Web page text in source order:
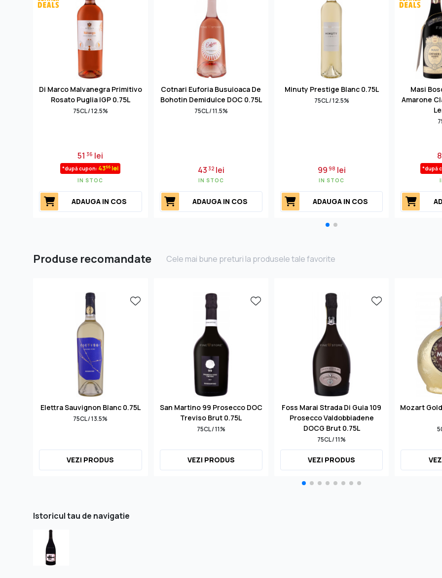
Di Marco Malvanegra Primitivo
Rosato Puglia IGP 0.75L
75CL / 12.5%
5136 lei
*după cupon: 4366 lei
IN STOC
ADAUGA IN COS
Cotnari Euforia Busuioaca De
Bohotin Demidulce DOC 0.75L
75CL / 11.5%
43 32lei
IN STOC
ADAUGA IN COS
Minuty Prestige Blanc 0.75L
75CL / 12.5%
9998 lei
IN STOC
ADAUGA IN COS
Masi
Amarone
*după
Produse recomandate Cele mai bune preturi la produsele tale favorite
Elettra Sauvignon Blanc 0.75L
75CL / 13.5%
VEZI PRODUS
San Martino 99 Prosecco DOC
Treviso Brut 0.75L
75CL / 11%
VEZI PRODUS
Foss Marai Strada Di Guia 109
Prosecco Valdobbiadene
DOCG Brut 0.75L
75CL / 11%
VEZI PRODUS
Mozart
Istoricul tau de navigatie